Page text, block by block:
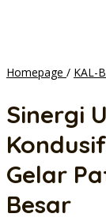
Homepage / KAL-
Sinergi
Gelar
Besar